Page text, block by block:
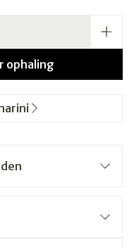
ophaling